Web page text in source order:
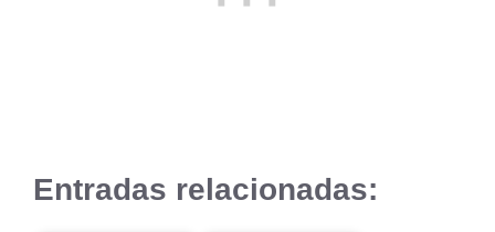
Entradas relacionadas: